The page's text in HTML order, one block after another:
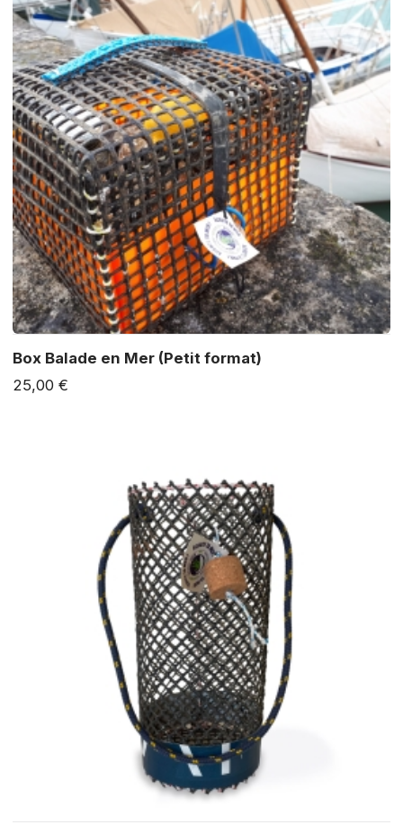
Box Balade en Mer (Petit format)
25,00 €